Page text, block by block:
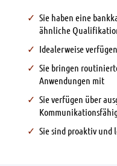
Sie haben eine
ähnliche
Idealerweise
Sie bringen
Anwendungen mit
Sie verfügen über
Sie sind proaktiv und